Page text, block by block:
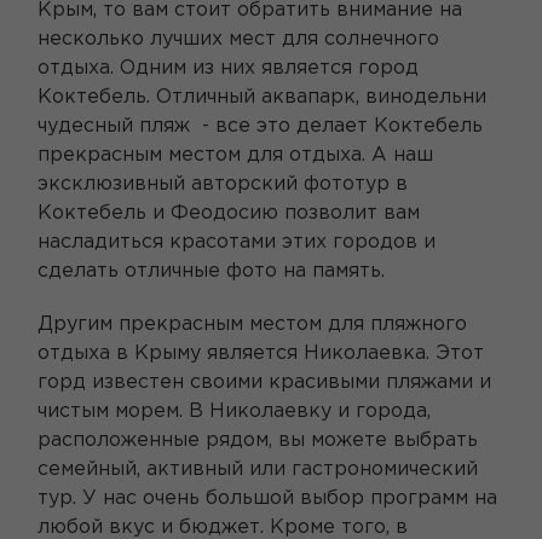
Крым, то вам стоит обратить внимание на
несколько лучших мест для солнечного
отдыха. Одним из них является город
Коктебель. Отличный аквапарк, винодельни
чудесный пляж - все это делает Коктебель
прекрасным местом для отдыха. А наш
эксклюзивный авторский фототур в
Коктебель и Феодосию позволит вам
насладиться красотами этих городов и
сделать отличные фото на память.
Другим прекрасным местом для пляжного
отдыха в Крыму является Николаевка. Этот
горд известен своими красивыми пляжами и
чистым морем. В Николаевку и города,
расположенные рядом, вы можете выбрать
семейный, активный или гастрономический
тур. У нас очень большой выбор программ на
любой вкус и бюджет. Кроме того, в